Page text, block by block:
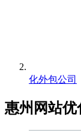
化外包公司
惠州网站优